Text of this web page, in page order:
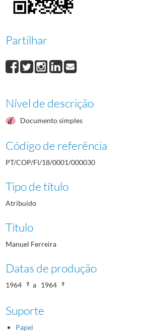
000031Domingos Coutinho
000032 António Pereira
000034
(...)
Partilhar
Nível de descrição
Documento simples
Código de referência
PT/COP/FI/18/0001/000030
Tipo de título
Atribuído
Título
Manuel Ferreira
Datas de produção
1964 a 1964
Suporte
Papel